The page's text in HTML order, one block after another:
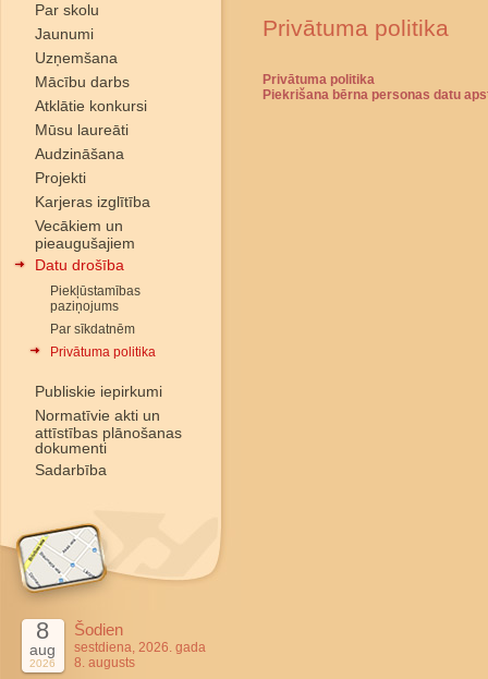
Par skolu
Jaunumi
Uzņemšana
Mācību darbs
Atklātie konkursi
Mūsu laureāti
Audzināšana
Projekti
Karjeras izglītība
Vecākiem un
pieaugušajiem
Datu drošība
Piekļūstamības
paziņojums
Par sīkdatnēm
Privātuma politika
Publiskie iepirkumi
Normatīvie akti un
attīstības plānošanas
dokumenti
Sadarbība
8
aug
2026
Šodien
sestdiena, 2026. gada
8. augusts
Privātuma politika
Privātuma politika
Piekrišana bērna personas datu